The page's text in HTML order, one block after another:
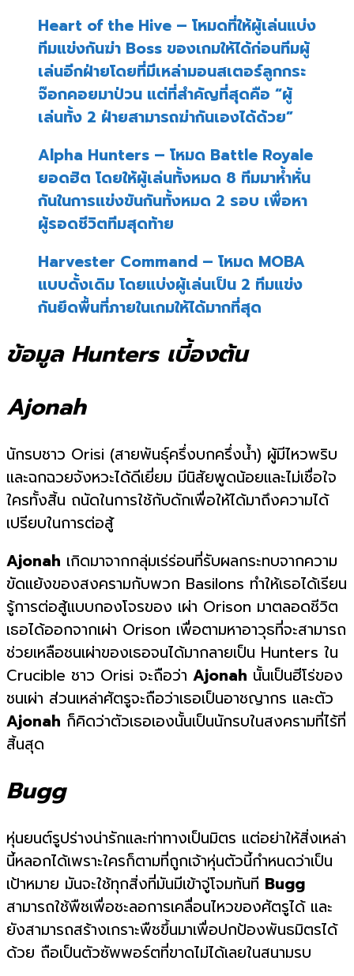
Heart of the Hive – โหมดที่ให้ผู้เล่นแบ่ง
ทีมแข่งกันฆ่า Boss ของเกมให้ได้ก่อนทีมผู้
เล่นอีกฝ่ายโดยที่มีเหล่ามอนสเตอร์ลูกกระ
จ๊อกคอยมาป่วน แต่ที่สำคัญที่สุดคือ “ผู้
เล่นทั้ง 2 ฝ่ายสามารถฆ่ากันเองได้ด้วย”
Alpha Hunters – โหมด Battle Royale
ยอดฮิต โดยให้ผู้เล่นทั้งหมด 8 ทีมมาห้ำหั่น
กันในการแข่งขันกันทั้งหมด 2 รอบ เพื่อหา
ผู้รอดชีวิตทีมสุดท้าย
Harvester Command – โหมด MOBA
แบบดั้งเดิม โดยแบ่งผู้เล่นเป็น 2 ทีมแข่ง
กันยึดพื้นที่ภายในเกมให้ได้มากที่สุด
ข้อมูล Hunters เบี้องต้น
Ajonah
นักรบชาว Orisi (สายพันธุ์ครึ่งบกครึ่งน้ำ) ผู้มีไหวพริบ
และฉกฉวยจังหวะได้ดีเยี่ยม มีนิสัยพูดน้อยและไม่เชื่อใจ
ใครทั้งสิ้น ถนัดในการใช้กับดักเพื่อให้ได้มาถึงความได้
เปรียบในการต่อสู้
Ajonah เกิดมาจากกลุ่มเร่ร่อนที่รับผลกระทบจากความ
ขัดแย้งของสงครามกับพวก Basilons ทำให้เธอได้เรียน
รู้การต่อสู้แบบกองโจรของ เผ่า Orison มาตลอดชีวิต
เธอได้ออกจากเผ่า Orison เพื่อตามหาอาวุธที่จะสามารถ
ช่วยเหลือชนเผ่าของเธอจนได้มากลายเป็น Hunters ใน
Crucible ชาว Orisi จะถือว่า Ajonah นั้นเป็นฮีโร่ของ
ชนเผ่า ส่วนเหล่าศัตรูจะถือว่าเธอเป็นอาชญากร และตัว
Ajonah ก็คิดว่าตัวเธอเองนั้นเป็นนักรบในสงครามที่ไร้ที่
สิ้นสุด
Bugg
หุ่นยนต์รูปร่างน่ารักและท่าทางเป็นมิตร แต่อย่าให้สิ่งเหล่า
นี้หลอกได้เพราะใครก็ตามที่ถูกเจ้าหุ่นตัวนี้กำหนดว่าเป็น
เป้าหมาย มันจะใช้ทุกสิ่งที่มันมีเข้าจู่โจมทันที Bugg
สามารถใช้พืชเพื่อชะลอการเคลื่อนไหวของศัตรูได้ และ
ยังสามารถสร้างเกราะพืชขึ้นมาเพื่อปกป้องพันธมิตรได้
ด้วย ถือเป็นตัวซัพพอร์ตที่ขาดไม่ได้เลยในสนามรบ